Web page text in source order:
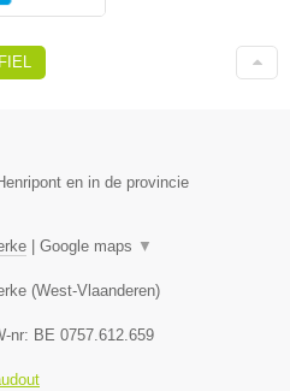
en in de provincie
Google maps ▼
(West-Vlaanderen)
nr: BE 0757.612.659